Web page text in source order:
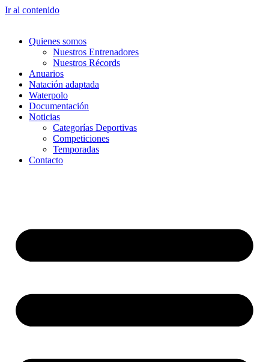
Ir al contenido
Quienes somos
Nuestros Entrenadores
Nuestros Récords
Anuarios
Natación adaptada
Waterpolo
Documentación
Noticias
Categorías Deportivas
Competiciones
Temporadas
Contacto